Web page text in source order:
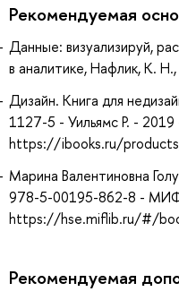
Рекомендуемая
Данные: визуализируй,
в аналитике, Нафлик, К.
Дизайн. Книга для
1127-5 - Уильямс Р. -
https://ibooks.ru/
Марина Валентиновна
978-5-00195-862-8 -
https://hse.miflib.ru/#/
Рекомендуемая